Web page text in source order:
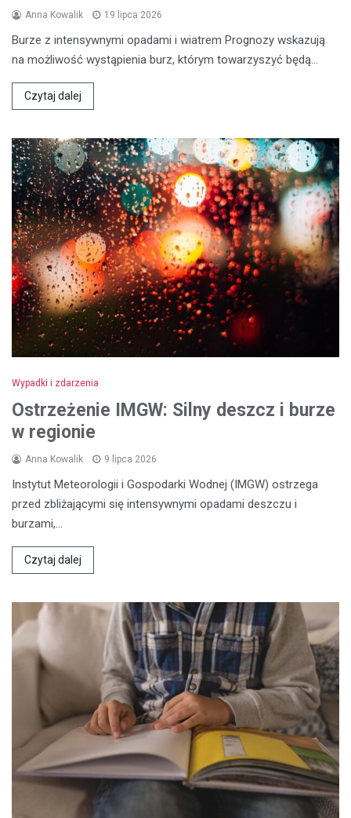
Anna Kowalik 19 lipca 2026
Burze z intensywnymi opadami i wiatrem Prognozy wskazują
na możliwość wystąpienia burz, którym towarzyszyć będą…
Czytaj dalej
Wypadki i zdarzenia
Ostrzeżenie IMGW: Silny deszcz i burze
w regionie
Anna Kowalik 9 lipca 2026
Instytut Meteorologii i Gospodarki Wodnej (IMGW) ostrzega
przed zbliżającymi się intensywnymi opadami deszczu i
burzami,…
Czytaj dalej